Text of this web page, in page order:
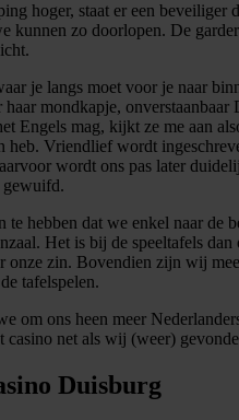
hoger, staat er een beveiliger
kunnen zo doorlopen. De
je langs moet voor je naar
haar mondkapje, onverstaanbaar
Engels mag, kijkt ze me aan
heb. Vriendlief wordt
wordt ons pas later
gewuifd.
te hebben dat we enkel naar de
Het is bij de speeltafels
onze zin. Bovendien zijn wij
tafelspelen.
om ons heen meer
casino net als wij (weer)
Duisburg